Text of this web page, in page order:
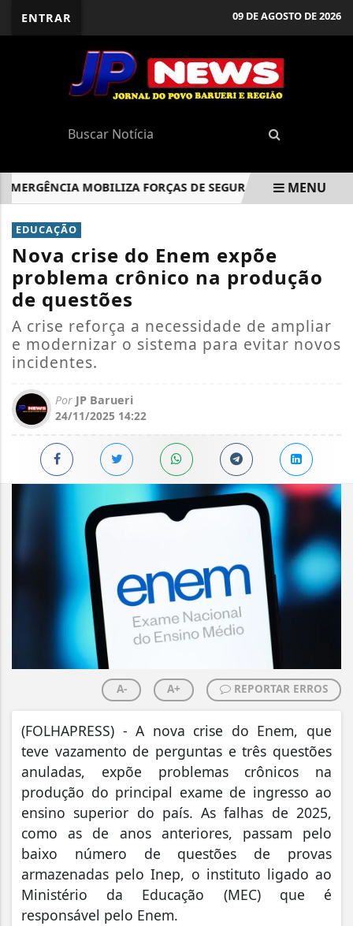
ENTRAR 09 DE AGOSTO DE 2026
MOBILIZA FORÇAS DE SEGURANÇA E DEFESA EM
EM ALTA
MENU
EDUCAÇÃO
Nova crise do Enem expõe
problema crônico na produção
de questões
A crise reforça a necessidade de ampliar
e modernizar o sistema para evitar novos
incidentes.
Por JP Barueri
24/11/2025 14:22
A- A+ REPORTAR ERROS
(FOLHAPRESS) - A nova crise do Enem, que
teve vazamento de perguntas e três questões
anuladas, expõe problemas crônicos na
produção do principal exame de ingresso ao
ensino superior do país. As falhas de 2025,
como as de anos anteriores, passam pelo
baixo número de questões de provas
armazenadas pelo Inep, o instituto ligado ao
Ministério da Educação (MEC) que é
responsável pelo Enem.